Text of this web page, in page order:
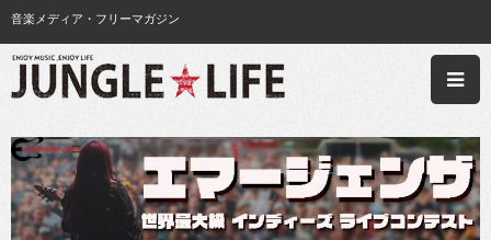
音楽メディア・フリーマガジン